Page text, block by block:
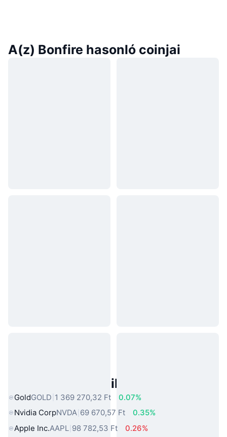
A(z) Bonfire hasonló coinjai
Népszerű Való Világbeli Eszközök
GoldGOLD 1 369 270,32 Ft
0.07%
Nvidia CorpNVDA 69 670,57 Ft
0.35%
Apple Inc.AAPL 98 782,53 Ft 0.26%